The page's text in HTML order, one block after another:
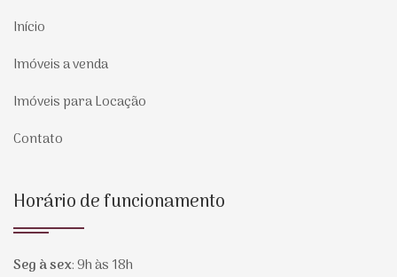
Início
Imóveis a venda
Imóveis para Locação
Contato
Horário de funcionamento
Seg à sex:9h às 18h